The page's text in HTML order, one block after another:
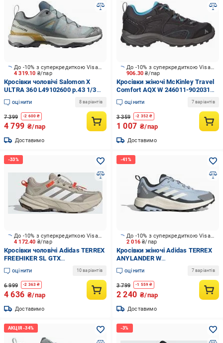
4 319.10 ₴/пар
До -10% з суперкредиткою Visa Вигода
Кросівки чоловічі Salomon X
ULTRA 360 L49102600 р.43 1/3
сірі
оцінити 8 варіантів
7 399 -2 600 ₴
4 799 ₴/пар
Доставимо
906.30₴/пар
До -10% з суперкредиткою Visa Вигода
Кросівки жіночі McKinley Travel
Comfort AQX W 246011-902031
р.36 сірі
оцінити 7 варіантів
3 359 -2 352 ₴
1 007 ₴/пар
Доставимо
4 172.40 ₴/пар
До -10% з суперкредиткою Visa Вигода
Кросівки чоловічі Adidas TERREX
FREEHIKER SL GTX
WONBEI/FTWWHT/WONALU
KJ4431 р.43 1/3 сірі
оцінити 10 варіантів
6 999 -2 363 ₴
4 636 ₴/пар
Доставимо
2 016₴/пар
До -10% з суперкредиткою Visa Вигода
Кросівки жіночі Adidas TERREX
ANYLANDER W
SEIMOR/CWHITE/CWHITE JR6606
р.42 блакитні
оцінити 7 варіантів
3 799 -1 559 ₴
2 240 ₴/пар
Доставимо